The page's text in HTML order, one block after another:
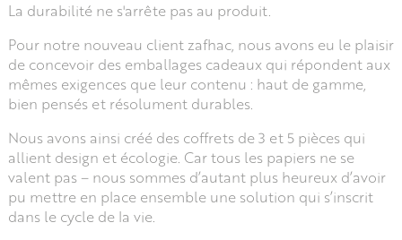
La durabilité ne s'arrête pas au produit.
Pour notre nouveau client zafhac, nous avons eu le plaisir
de concevoir des emballages cadeaux qui répondent aux
mêmes exigences que leur contenu : haut de gamme,
bien pensés et résolument durables.
Nous avons ainsi créé des coffrets de 3 et 5 pièces qui
allient design et écologie. Car tous les papiers ne se
valent pas – nous sommes d’autant plus heureux d’avoir
pu mettre en place ensemble une solution qui s’inscrit
dans le cycle de la vie.